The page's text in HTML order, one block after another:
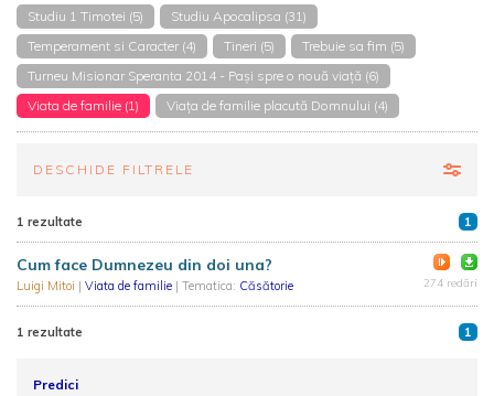
Studiu 1 Timotei (5)
Studiu Apocalipsa (31)
Temperament si Caracter (4)
Tineri (5)
Trebuie sa fim (5)
Turneu Misionar Speranta 2014 - Pași spre o nouă viață (6)
Viata de familie (1)
Viața de familie placută Domnului (4)
DESCHIDE FILTRELE
1 rezultate 1
Cum face Dumnezeu din doi una?
Luigi Mitoi | Viata de familie | Tematica: Căsătorie 274 redări
1 rezultate 1
Predici